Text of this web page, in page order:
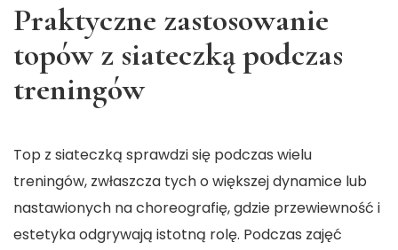
Praktyczne zastosowanie
topów z siateczką podczas
treningów
Top z siateczką sprawdzi się podczas wielu
treningów, zwłaszcza tych o większej dynamice lub
nastawionych na choreografię, gdzie przewiewność i
estetyka odgrywają istotną rolę. Podczas zajęć